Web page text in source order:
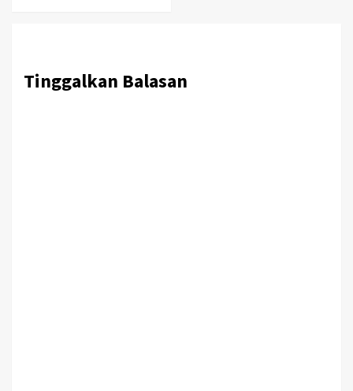
Tinggalkan Balasan